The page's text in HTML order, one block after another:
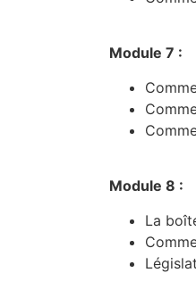
Module 7 :
Module 8 :
La